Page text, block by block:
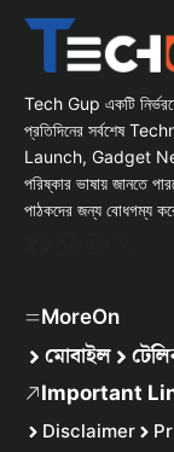
Tech Gup একটি
প্রতিদিনের সর্বশেষ
Launch, Gadget
পরিষ্কার ভাষায় জানতে
পাঠকদের জন্য বোধগম্য
MoreOn
মোবাইল
Important
Disclaimer